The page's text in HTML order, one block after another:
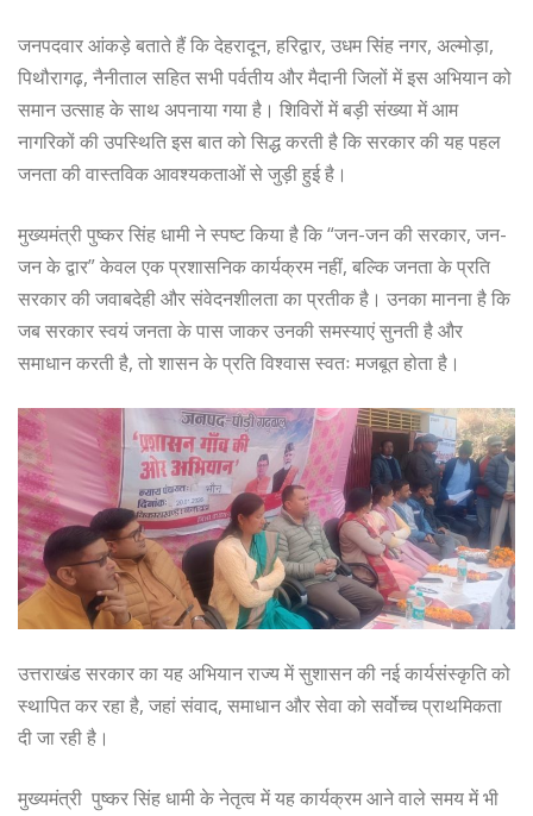
जनपदवार आंकड़े बताते हैं कि देहरादून, हरिद्वार, उधम सिंह नगर, अल्मोड़ा,
पिथौरागढ़, नैनीताल सहित सभी पर्वतीय और मैदानी जिलों में इस अभियान को
समान उत्साह के साथ अपनाया गया है। शिविरों में बड़ी संख्या में आम
नागरिकों की उपस्थिति इस बात को सिद्ध करती है कि सरकार की यह पहल
जनता की वास्तविक आवश्यकताओं से जुड़ी हुई है।
मुख्यमंत्री पुष्कर सिंह धामी ने स्पष्ट किया है कि “जन-जन की सरकार, जन-
जन के द्वार” केवल एक प्रशासनिक कार्यक्रम नहीं, बल्कि जनता के प्रति
सरकार की जवाबदेही और संवेदनशीलता का प्रतीक है। उनका मानना है कि
जब सरकार स्वयं जनता के पास जाकर उनकी समस्याएं सुनती है और
समाधान करती है, तो शासन के प्रति विश्वास स्वतः मजबूत होता है।
उत्तराखंड सरकार का यह अभियान राज्य में सुशासन की नई कार्यसंस्कृति को
स्थापित कर रहा है, जहां संवाद, समाधान और सेवा को सर्वोच्च प्राथमिकता
दी जा रही है।
मुख्यमंत्री पुष्कर सिंह धामी के नेतृत्व में यह कार्यक्रम आने वाले समय में भी